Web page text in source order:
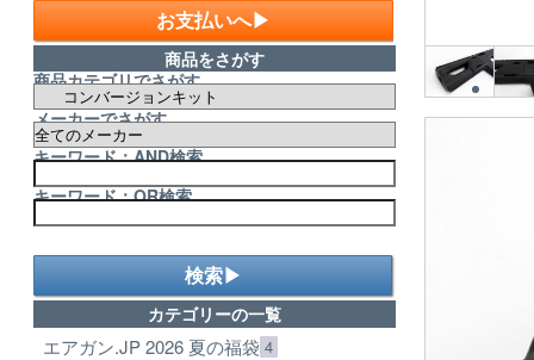
お支払いへ▶
商品をさがす
商品カテゴリでさがす
メーカーでさがす
キーワード：AND検索
キーワード：OR検索
検索▶
カテゴリーの一覧
エアガン.JP 2026 夏の福袋 4